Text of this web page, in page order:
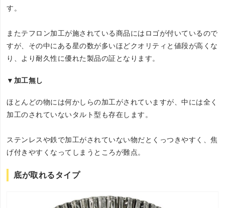
す。
またテフロン加工が施されている商品にはロゴが付いているので
すが、その中にある星の数が多いほどクオリティと値段が高くな
り、より耐久性に優れた製品の証となります。
▼加工無し
ほとんどの物には何かしらの加工がされていますが、中には全く
加工のされていないタルト型も存在します。
ステンレスや鉄で加工がされていない物だとくっつきやすく、焦
げ付きやすくなってしまうところが難点。
底が取れるタイプ